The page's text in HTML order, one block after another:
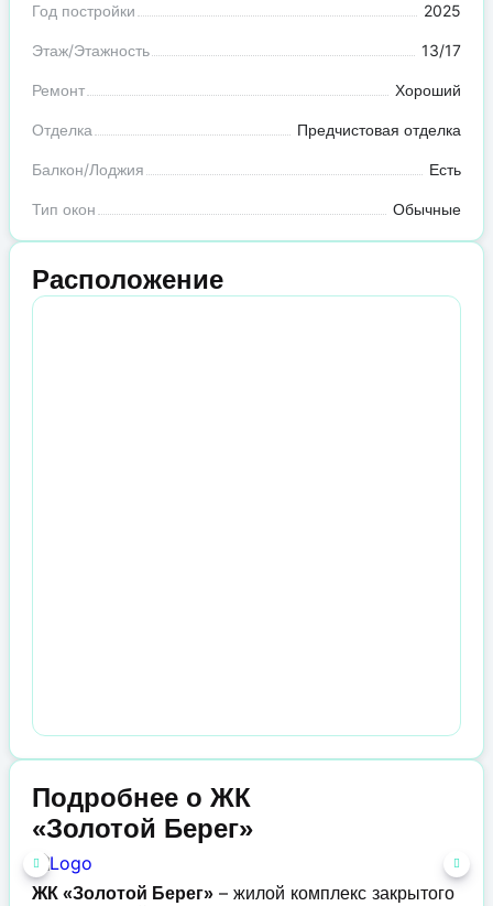
Год постройки 2025
Этаж/Этажность 13/17
Ремонт Хороший
Отделка Предчистовая отделка
Балкон/Лоджия Есть
Тип окон Обычные
Расположение
Подробнее о ЖК
«Золотой Берег»
ЖК «Золотой Берег» – жилой комплекс закрытого